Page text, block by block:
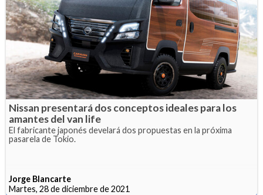
Nissan presentará dos conceptos ideales para los
amantes del van life
El fabricante japonés develará dos propuestas en la próxima
pasarela de Tokio.
Jorge Blancarte
Martes, 28 de diciembre de 2021